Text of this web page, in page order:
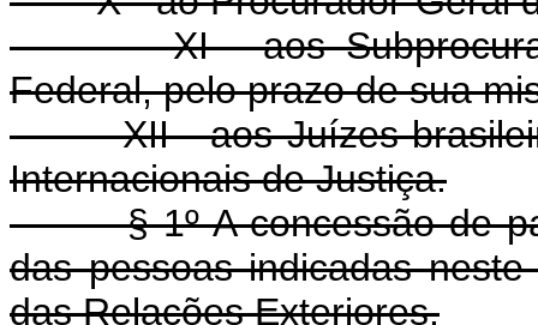
XI - aos
Federal, pelo prazo de sua
XII - aos Juízes
Internacionais de Justiça.
§ 1º A concessão de
das pessoas indicadas
das Relações Exteriores.